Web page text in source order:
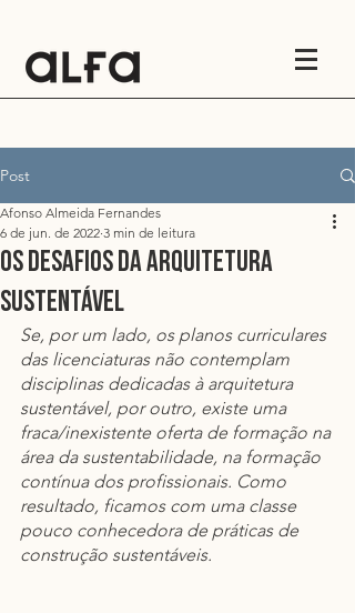
Post
Os desafios da arquitetura
sustentável
Afonso Almeida Fernandes
6 de jun. de 2022 3 min de leitura
Se, por um lado, os planos curriculares
das licenciaturas não contemplam
disciplinas dedicadas à arquitetura
sustentável, por outro, existe uma
fraca/inexistente oferta de formação na
área da sustentabilidade, na formação
contínua dos profissionais. Como
resultado, ficamos com uma classe
pouco conhecedora de práticas de
construção sustentáveis.